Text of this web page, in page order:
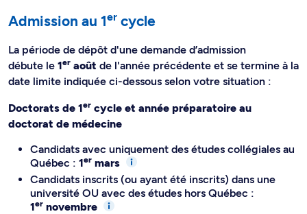
Admission au 1er cycle
La période de dépôt d'une demande d’admission
débute le 1er août de l'année précédente et se termine à la
date limite indiquée ci-dessous selon votre situation :
Doctorats de 1er cycle et année préparatoire au
doctorat de médecine
Candidats avec uniquement des études collégiales au
Québec : 1er mars
Candidats inscrits (ou ayant été inscrits) dans une
université OU avec des études hors Québec :
1er novembre